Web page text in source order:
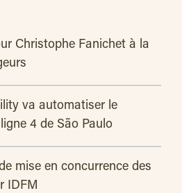
Christophe Fanichet à la
va automatiser le
4 de São Paulo
mise en concurrence des
IDFM